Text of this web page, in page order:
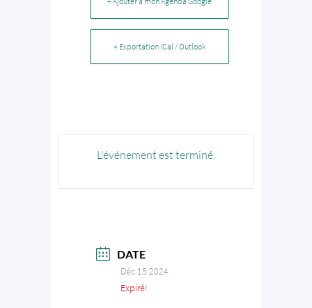
+ Exportation iCal / Outlook
L'événement est terminé.
DATE
Déc 15 2024
Expiré!